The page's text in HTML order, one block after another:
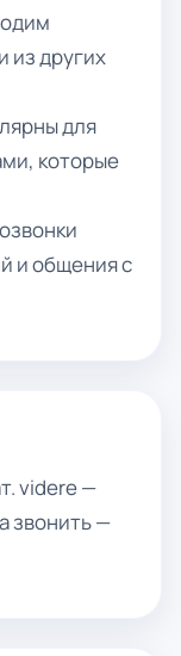
из других
для
которые
и общения с
videre —
звонить —